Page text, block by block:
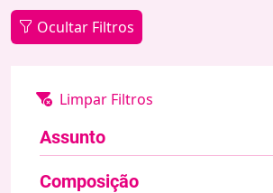
Ocultar Filtros
Assunto
Composição